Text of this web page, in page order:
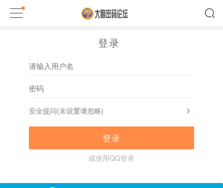
登录
安全提问(未设置请忽略)
登录
或使用QQ登录